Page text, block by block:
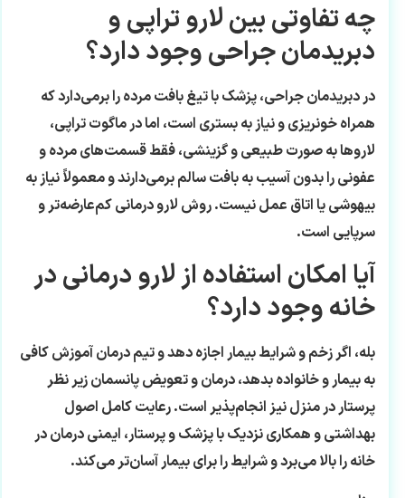
چه تفاوتی بین لارو تراپی و
دبریدمان جراحی وجود دارد؟
در دبریدمان جراحی، پزشک با تیغ بافت مرده را برمی‌دارد که
همراه خونریزی و نیاز به بستری است، اما در ماگوت تراپی،
لاروها به صورت طبیعی و گزینشی، فقط قسمت‌های مرده و
عفونی را بدون آسیب به بافت سالم برمی‌دارند و معمولاً نیاز به
بیهوشی یا اتاق عمل نیست. روش لارو درمانی کم‌عارضه‌تر و
سرپایی است.
آیا امکان استفاده از لارو درمانی در
خانه وجود دارد؟
بله، اگر زخم و شرایط بیمار اجازه دهد و تیم درمان آموزش کافی
به بیمار و خانواده بدهد، درمان و تعویض پانسمان زیر نظر
پرستار در منزل نیز انجام‌پذیر است. رعایت کامل اصول
بهداشتی و همکاری نزدیک با پزشک و پرستار، ایمنی درمان در
خانه را بالا می‌برد و شرایط را برای بیمار آسان‌تر می‌کند.